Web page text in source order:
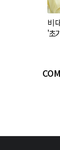
비
'초